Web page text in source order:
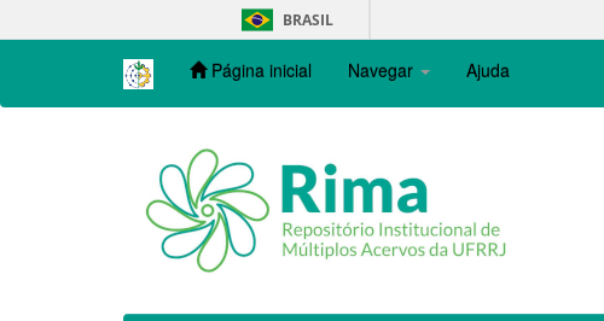
navigation
BRASIL
Página inicial Navegar Ajuda